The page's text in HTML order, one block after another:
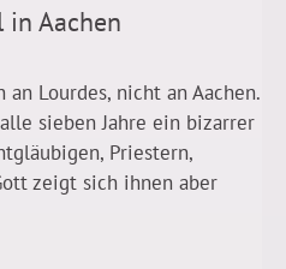
in Aachen
Lourdes, nicht an Aachen.
sieben Jahre ein bizarrer
Priestern,
zeigt sich ihnen aber